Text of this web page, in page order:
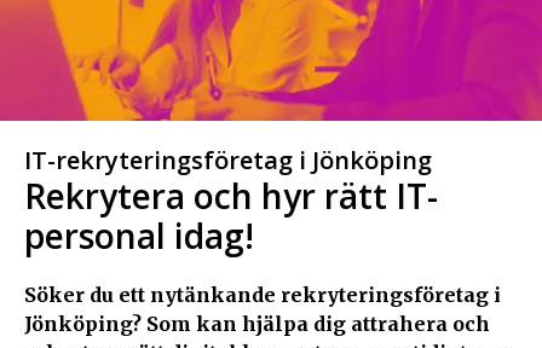
IT-rekryteringsföretag i Jönköping
Rekrytera och hyr rätt IT-
personal idag!
Söker du ett nytänkande rekryteringsföretag i
Jönköping? Som kan hjälpa dig attrahera och